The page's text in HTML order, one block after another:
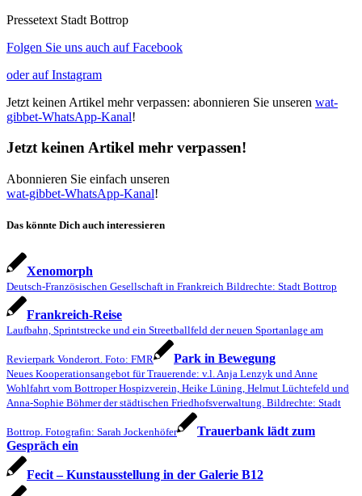
Pressetext Stadt Bottrop
Folgen Sie uns auch auf Facebook
oder auf Instagram
Jetzt keinen Artikel mehr verpassen: abonnieren Sie unseren wat-
gibbet-WhatsApp-Kanal!
Jetzt keinen Artikel mehr verpassen!
Abonnieren Sie einfach unseren
wat-gibbet-WhatsApp-Kanal!
Das könnte Dich auch interessieren
Xenomorph
Deutsch-Französischen Gesellschaft in Frankreich Bildrechte: Stadt Bottrop
Frankreich-Reise
Laufbahn, Sprintstrecke und ein Streetballfeld der neuen Sportanlage am
Revierpark Vonderort. Foto: FMR Park in Bewegung
Neues Kooperationsangebot für Trauerende: v.l. Anja Lenzyk und Anne
Wohlfahrt vom Bottroper Hospizverein, Heike Lüning, Helmut Lüchtefeld und
Anna-Sophie Böhmer der städtischen Friedhofsverwaltung. Bildrechte: Stadt
Bottrop. Fotografin: Sarah Jockenhöfer
Trauerbank lädt zum
Gespräch ein
Fecit – Kunstaus­stellung in der Galerie B12